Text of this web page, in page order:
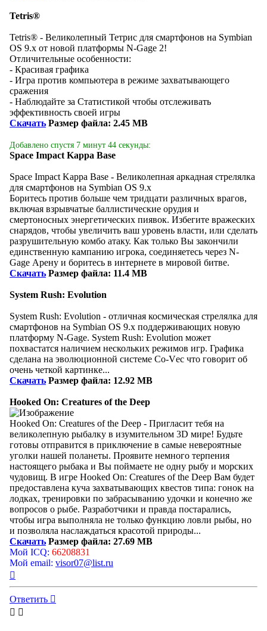
Tetris®
Tetris® - Великолепный Тетрис для смартфонов на Symbian
OS 9.x от новой платформы N-Gage 2!
Отличительные особенности:
- Красивая графика
- Игра против компьютера в режиме захватывающего
сражения
- Наблюдайте за Статистикой чтобы отслеживать
эффективность своей игры
Скачать Размер файла: 2.45 MB
Добавлено спустя 7 минут 44 секунды:
Space Impact Kappa Base
Space Impact Kappa Base - Великолепная аркадная стрелялка
для смартфонов на Symbian OS 9.x
Боритесь против больше чем тридцати различных врагов,
включая взрывчатые баллистические орудия и
смертоносных энергетических пиявок. Избегите вражеских
снарядов, чтобы увеличить ваш уровень власти, или сделать
разрушительную комбо атаку. Как только Вы закончили
единственную кампанию игрока, соединяетесь через N-
Gage Арену и боритесь в интернете в мировой битве.
Скачать Размер файла: 11.4 MB
System Rush: Evolution
System Rush: Evolution - отличная космическая стрелялка для
смартфонов на Symbian OS 9.x поддерживающих новую
платформу N-Gage. System Rush: Evolution может
похвастатся наличием нескольких режимов игр. Графика
сделана на эволюционной системе Со-Vес что говорит об
очень четкой картинке...
Скачать Размер файла: 12.92 MB
Hooked On: Creatures of the Deep
Hooked On: Creatures of the Deep - Пригласит тебя на
великолепную рыбалку в изумительном 3D мире! Будьте
готовы отправится в приключение в самые невероятные
уголки нашей поланеты. Проявите немного терпения
настоящего рыбака и Вы поймаете не одну рыбу и морских
чудовищ. В игре Hooked On: Creatures of the Deep Вам будет
предоставлена куча захватывающих квестов типа: гонок на
лодках, тренировки по забрасыванию удочки и конечно же
вопросов о рыбе. Разработчики и правда постарались,
чтобы игра выполняла не только функцию ловли рыбы, но
и позволяла наслаждаться красотой природы...
Скачать Размер файла: 27.69 MB
Мой ICQ: 66208831
Мой email: visor07@list.ru
началу
Ответить